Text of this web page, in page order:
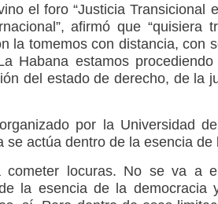
el foro “Justicia Transicional
afirmó que “quisiera
la tomemos con distancia, con
Habana estamos
del estado de derecho, de la
por la Universidad
se actúa dentro de la esencia de
locuras. No se va a
la esencia de la democracia